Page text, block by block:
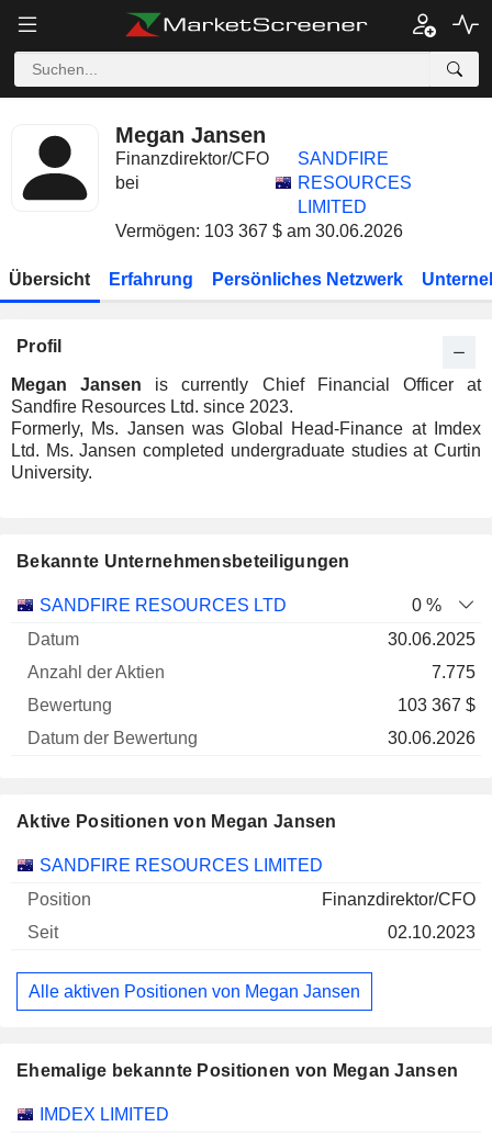
Megan Jansen
Finanzdirektor/CFO
bei
SANDFIRE
RESOURCES
LIMITED
Vermögen: 103 367 $ am 30.06.2026
Übersicht Erfahrung Persönliches Netzwerk
Profil
Megan Jansen is currently Chief Financial Officer at
Sandfire Resources Ltd. since 2023.
Formerly, Ms. Jansen was Global Head-Finance at Imdex
Ltd. Ms. Jansen completed undergraduate studies at Curtin
University.
Bekannte Unternehmensbeteiligungen
Unternehmen
Anzahl
Bewertung
SANDFIRE RESOURCES LTD
0 %
30.06.2025
7.775
103 367 $
30.06.2026
Aktive Positionen von Megan Jansen
Unternehmen Position Beginn
SANDFIRE RESOURCES LIMITED
Finanzdirektor/CFO
02.10.2023
Alle aktiven Positionen von Megan Jansen
Ehemalige bekannte Positionen von Megan Jansen
Unternehmen Position
IMDEX LIMITED